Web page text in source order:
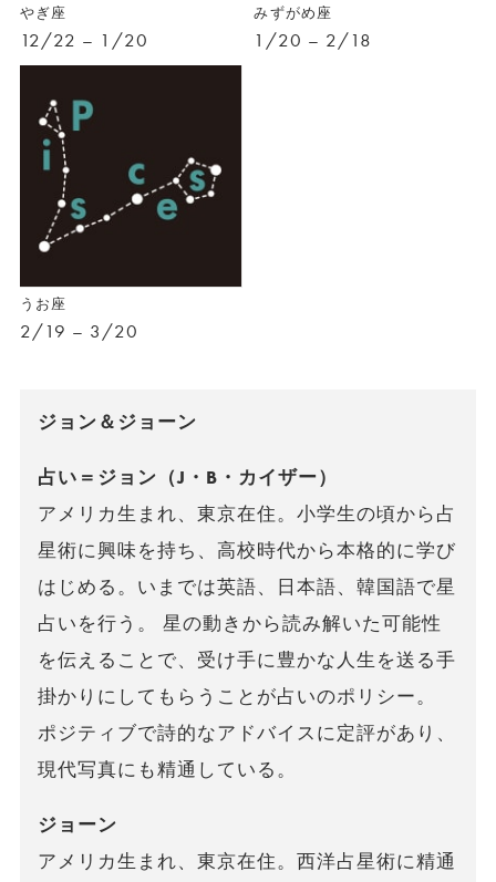
やぎ座
12/22 – 1/20
みずがめ座
1/20 – 2/18
うお座
2/19 – 3/20
ジョン＆ジョーン
占い＝ジョン（J・B・カイザー）
アメリカ生まれ、東京在住。小学生の頃から占
星術に興味を持ち、高校時代から本格的に学び
はじめる。いまでは英語、日本語、韓国語で星
占いを行う。 星の動きから読み解いた可能性
を伝えることで、受け手に豊かな人生を送る手
掛かりにしてもらうことが占いのポリシー。
ポジティブで詩的なアドバイスに定評があり、
現代写真にも精通している。
ジョーン
アメリカ生まれ、東京在住。西洋占星術に精通